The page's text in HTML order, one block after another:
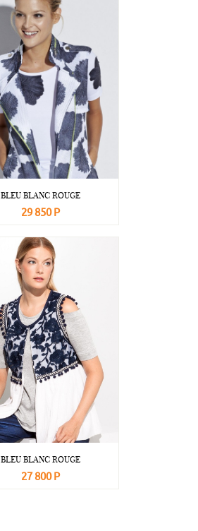
BLEU BLANC ROUGE
29 850 Р
BLEU BLANC ROUGE
27 800 Р